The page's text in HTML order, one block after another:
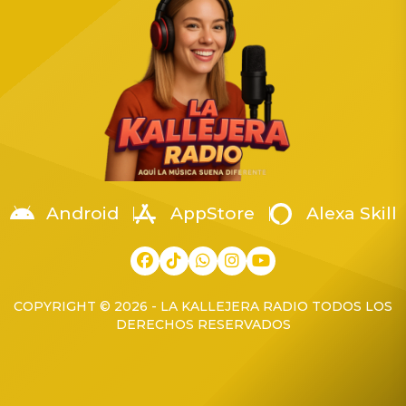
acto contó con la presencia
del General de Brigada
Guardia Nacional de Estado
Mayor, Eugenio Leonardo
coordinador territorial de la
Región Occidente. La […]
paranormal está de luto
Rivera, figura clave en la
New England Society for
Psychic Research […]
Android AppStore Alexa Skill
COPYRIGHT © 2026 - LA KALLEJERA RADIO TODOS LOS
DERECHOS RESERVADOS